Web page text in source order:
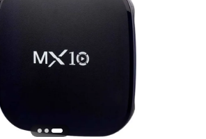
سایت بروز
باشد،باخیال
راحت خرید